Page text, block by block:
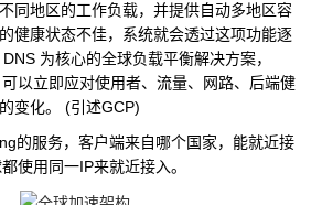
同地区的工作负载，并提供自动多地区容
健康状态不佳，系统就会透过这项功能逐
为核心的全球负载平衡解决方案，
以立即应对使用者、流量、网路、后端健
变化。 (引述GCP)
的服务，客户端来自哪个国家，能就近接
使用同一IP来就近接入。